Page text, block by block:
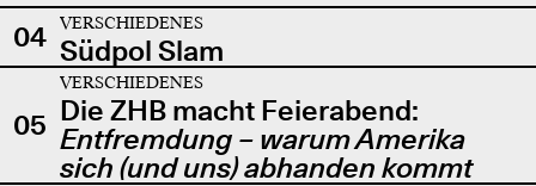
04 VERSCHIEDENES
Südpol Slam
05
VERSCHIEDENES
Die ZHB macht Feierabend:
Entfremdung – warum Amerika
sich (und uns) abhanden kommt